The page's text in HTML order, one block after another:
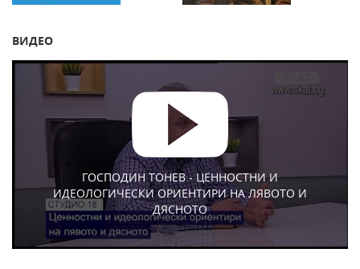
ВИДЕО
ГОСПОДИН ТОНЕВ - ЦЕННОСТНИ И
ИДЕОЛОГИЧЕСКИ ОРИЕНТИРИ НА ЛЯВОТО И
ДЯСНОТО